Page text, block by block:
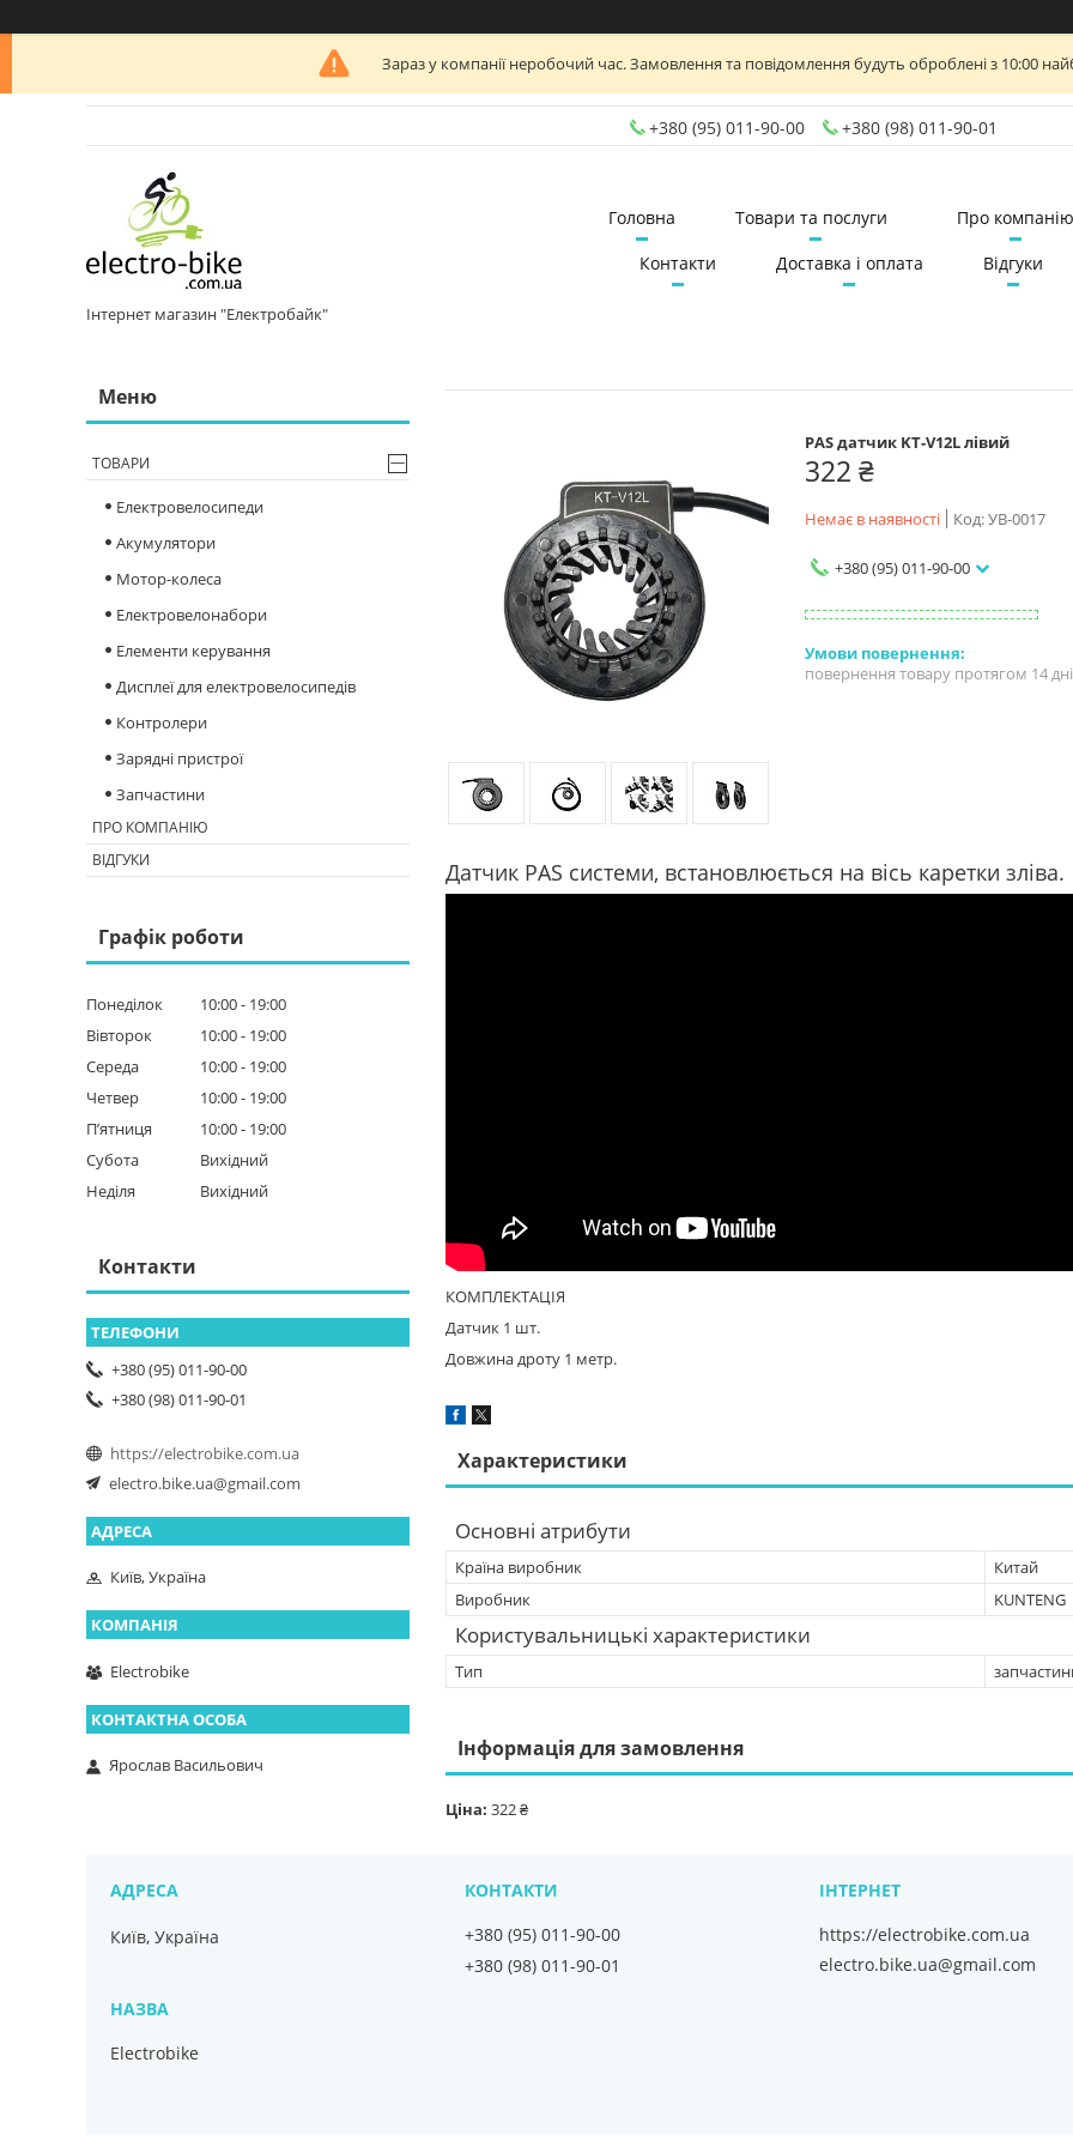
Зараз у компанії неробочий час. Замовлення та повідомлення будуть оброблені з 10:00
+380 (95) 011-90-00 +380 (98) 011-90-01
Інтернет магазин "Електробайк"
Головна Товари та послуги
Про компанію
Контакти
Доставка і оплата Відгуки
PAS датчик KT-V12L лівий
322 ₴
Немає в наявності Код:УВ-0017
+380 (95) 011-90-00
повернення товару протягом 14
Датчик PAS системи, встановлюється на вісь каретки зліва.
КОМПЛЕКТАЦІЯ
Датчик 1 шт.
Довжина дроту 1 метр.
Характеристики
Основні атрибути
Країна виробник
Китай
Виробник
KUNTENG
Користувальницькі характеристики
Тип
Інформація для замовлення
Ціна: 322 ₴
ТОВАРИ
Електровелосипеди
Акумулятори
Мотор-колеса
Електровелонабори
Елементи керування
Дисплеї для електровелосипедів
Контролери
Зарядні пристрої
Запчастини
ПРО КОМПАНІЮ
ВІДГУКИ
Графік роботи
Понеділок 10:00
19:00
Вівторок
10:00
19:00
Середа
10:00
19:00
Четвер
10:00
19:00
Пʼятниця
10:00
19:00
Субота
Вихідний
Неділя
Вихідний
Контакти
+380 (95) 011-90-00
+380 (98) 011-90-01
https://electrobike.com.ua
electro.bike.ua@gmail.com
Київ, Україна
Electrobike
Ярослав Васильович
Київ, Україна
Electrobike
+380 (95) 011-90-00
+380 (98) 011-90-01
https://electrobike.com.ua
electro.bike.ua@gmail.com